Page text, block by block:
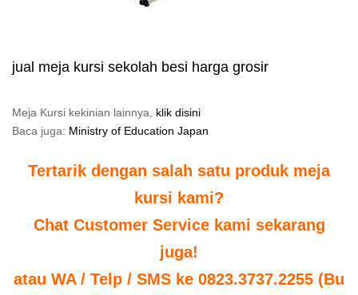
jual meja kursi sekolah besi harga grosir
Meja Kursi kekinian lainnya, klik disini
Baca juga: Ministry of Education Japan
Tertarik dengan salah satu produk meja
kursi kami?
Chat Customer Service kami sekarang
juga!
atau WA / Telp / SMS ke 0823.3737.2255 (Bu